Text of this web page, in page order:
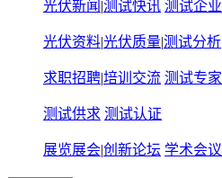
光伏新闻 |测试快讯 测试企业
光伏资料|光伏质量|测试分析
求职招聘|培训交流 测试专家
测试供求 测试认证
展览展会|创新论坛 学术会议